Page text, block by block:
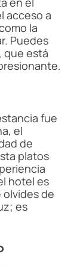
acceso a
la
Puedes
que está
fue
el
de
platos
hotel es
de
es